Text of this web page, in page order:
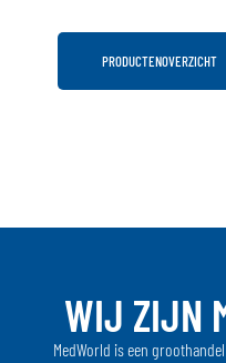
PRODUCTENOVERZICHT
WIJ ZIJN
MedWorld is een